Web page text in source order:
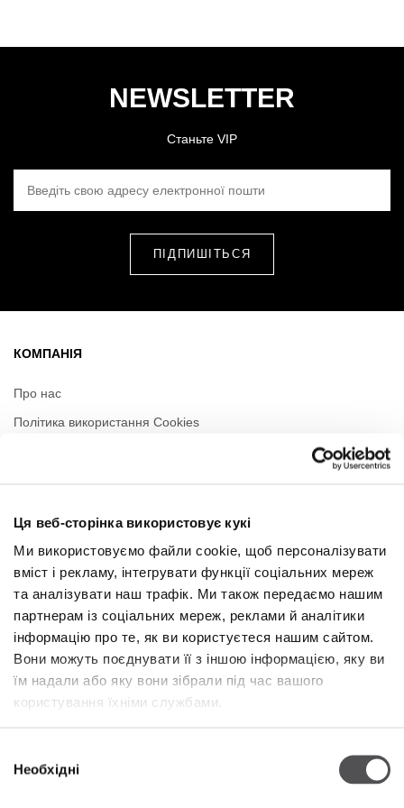
Ця веб-сторінка використовує кукі
Ми використовуємо файли cookie, щоб персоналізувати
вміст і рекламу, інтегрувати функції соціальних мереж
та аналізувати наш трафік. Ми також передаємо нашим
партнерам із соціальних мереж, реклами й аналітики
інформацію про те, як ви користуєтеся нашим сайтом.
Вони можуть поєднувати її з іншою інформацією, яку ви
їм надали або яку вони зібрали під час вашого
користування їхніми службами.
згодиНеобхідні
NEWSLETTER
Станьте VIP
КОМПАНІЯ
Про нас
Політика використання Cookies
Понеділок
09:00 - 21:00
Вівторок
09:00 - 21:00
Середа
09:00 - 21:00
П'ятниця
09:00 - 21:00
Субота
09:00 - 21:00
Niedziela handlowa
Więcej informacji